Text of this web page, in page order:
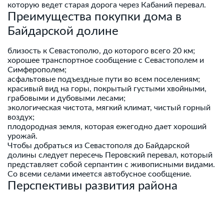
которую ведет старая дорога через Кабаний перевал.
Преимущества покупки дома в
Байдарской долине
близость к Севастополю, до которого всего 20 км;
хорошее транспортное сообщение с Севастополем и
Симферополем;
асфальтовые подъездные пути во всем поселениям;
красивый вид на горы, покрытый густыми хвойными,
грабовыми и дубовыми лесами;
экологическая чистота, мягкий климат, чистый горный
воздух;
плодородная земля, которая ежегодно дает хороший
урожай.
Чтобы добраться из Севастополя до Байдарской
долины следует пересечь Перовский перевал, который
представляет собой серпантин с живописными видами.
Со всеми селами имеется автобусное сообщение.
Перспективы развития района